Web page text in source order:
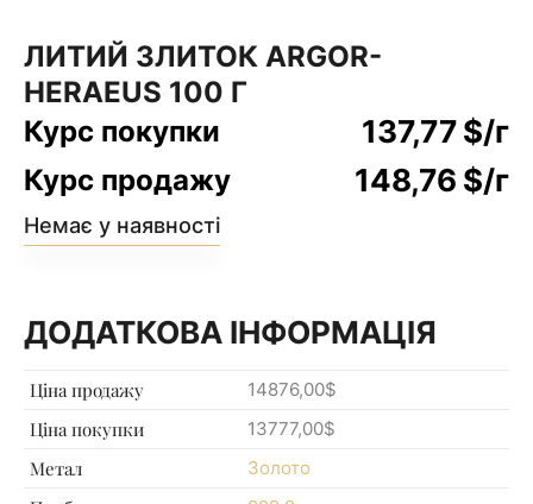
ЛИТИЙ ЗЛИТОК ARGOR-
HERAEUS 100 Г
Курс покупки
137,77$/г
Курс продажу 148,76 $/г
Немає у наявності
ДОДАТКОВА ІНФОРМАЦІЯ
Ціна продажу 14876,00$
Ціна покупки 13777,00$
Метал Золото